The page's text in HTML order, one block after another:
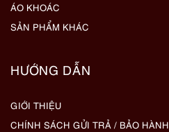
ÁO KHOÁC
SẢN PHẨM KHÁC
HƯỚNG DẪN
GIỚI THIỆU
CHÍNH SÁCH GỬI TRẢ / BẢO HÀNH